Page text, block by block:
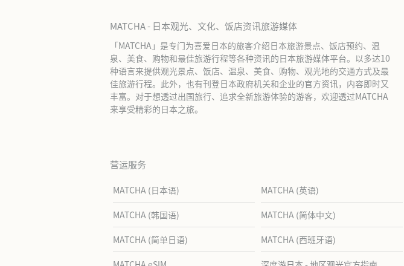
MATCHA - 日本观光、文化、饭店资讯旅游媒体
「MATCHA」是专门为喜爱日本的旅客介绍日本旅游景点、饭店预约、温
泉、美食、购物和最佳旅游行程等各种资讯的日本旅游媒体平台。以多达10
种语言来提供观光景点、饭店、温泉、美食、购物、观光地的交通方式及最
佳旅游行程。此外，也有刊登日本政府机关和企业的官方资讯，内容即时又
丰富。对于想透过出国旅行、追求全新旅游体验的游客，欢迎透过MATCHA
来享受精彩的日本之旅。
营运服务
MATCHA (日本语) MATCHA (英语)
MATCHA (韩国语) MATCHA (简体中文)
MATCHA (简单日语) MATCHA (西班牙语)